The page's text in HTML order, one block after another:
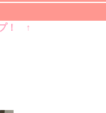
！ ↑